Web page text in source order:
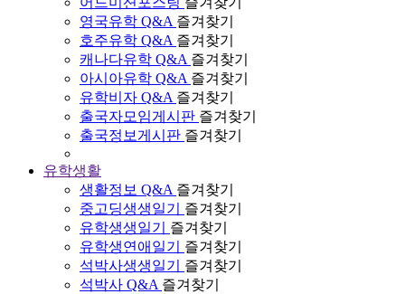
영국유학 Q&A 즐겨찾기
호주유학 Q&A 즐겨찾기
캐나다유학 Q&A 즐겨찾기
아시아유학 Q&A 즐겨찾기
유학비자 Q&A 즐겨찾기
출국자모임게시판 즐겨찾기
출국정보게시판 즐겨찾기
유학생활
생활정보 Q&A 즐겨찾기
중고딩생생일기
즐겨찾기
유학생생일기
즐겨찾기
유학생연애일기
즐겨찾기
석박사생생일기
즐겨찾기
석박사 Q&A 즐겨찾기